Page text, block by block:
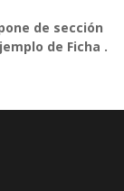
de sección
de Ficha .